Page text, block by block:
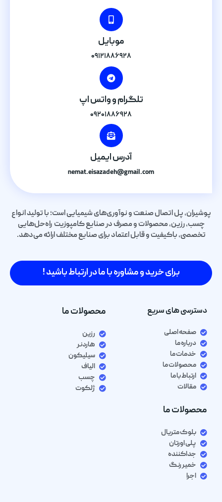
موبایل
۰۹۱۲۱۸۸۶۹۲۸
تلگرام و واتس اپ
۰۹۲۰۱۸۸۶۹۲۸
آدرس ایمیل
nemat.eisazadeh@gmail.com
پوشیران، پل اتصال صنعت و نوآوری‌های شیمیایی است؛ با تولید انواع
چسب، رزین، محصولات و مصرف در صنایع کامپوزیت راه‌حل‌هایی
تخصصی، باکیفیت و قابل اعتماد برای صنایع مختلف ارائه می‌دهد.
برای خرید و مشاوره با ما در ارتباط باشید !
دسترسی های سریع
صفحه اصلی
درباره ما
خدمات ما
محصولات ما
ارتباط با ما
مقالات
محصولات ما
رزین
هاردنر
سیلیکون
الیاف
چسب
ژلکوت
محصولات ما
بلوک متریال
پلی اورتان
جداکننده
خمیر رنگ
اجرا